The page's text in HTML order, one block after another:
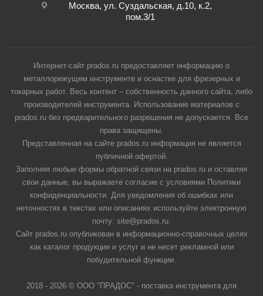
Москва, ул. Суздальская, д.10, к.2,
пом.3/1
Интернет-сайт prados.ru предоставляет информацию о
металлорежущем инструменте и оснастке для фрезерных и
токарных работ. Весь контент – собственность данного сайта, либо
производителей инструмента. Использование материалов с
prados.ru без предварительного разрешения не допускается. Все
права защищены.
Представленная на сайте prados.ru информация не является
публичной офертой.
Заполняя любые формы обратной связи на prados.ru и оставляя
свои данные, вы выражаете согласие с условиями Политики
конфиденциальности. Для уведомления об ошибках или
неточностях в текстах или описаниях используйте электронную
почту: site@prados.ru.
Сайт prados.ru опубликован в информационно-справочных целях
как каталог продукции и услуг и не несет рекламной или
побудительной функции.
2018 - 2026 © ООО "ПРАДОС" - поставка инструмента для